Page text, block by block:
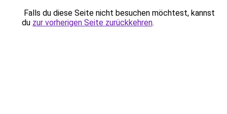
Falls du diese Seite nicht besuchen möchtest, kannst
du zur vorherigen Seite zurückkehren.